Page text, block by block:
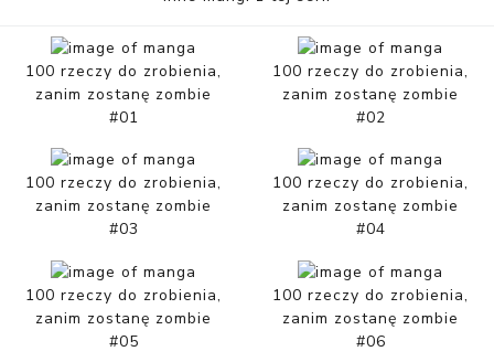
100 rzeczy do zrobienia,
zanim zostanę zombie
#01
100 rzeczy do zrobienia,
zanim zostanę zombie
#02
100 rzeczy do zrobienia,
zanim zostanę zombie
#03
100 rzeczy do zrobienia,
zanim zostanę zombie
#04
100 rzeczy do zrobienia,
zanim zostanę zombie
#05
100 rzeczy do zrobienia,
zanim zostanę zombie
#06